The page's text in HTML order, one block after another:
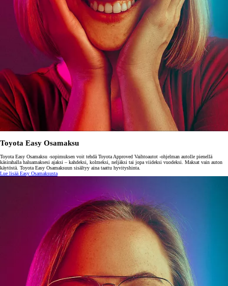
Toyota Easy Osamaksu
Toyota Easy Osamaksu -sopimuksen voit tehdä Toyota Approved Vaihtoautot -ohjelman autolle pienellä
käsirahalla haluamaksesi ajaksi – kahdeksi, kolmeksi, neljäksi tai jopa viideksi vuodeksi. Maksat vain auton
käytöstä. Toyota Easy Osamaksuun sisältyy aina taattu hyvityshinta.
Lue lisää Easy Osamaksusta